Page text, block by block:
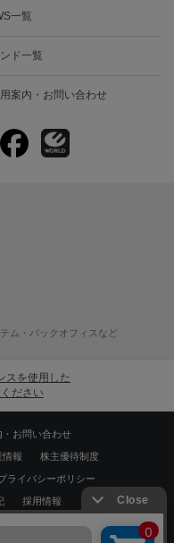
一覧
ド一覧
案内・お問い合わせ
ム・バックオフィスなど
スを使用した
ださい
・お問い合わせ
情報 株主優待制度
ライバシーポリシー
採用情報